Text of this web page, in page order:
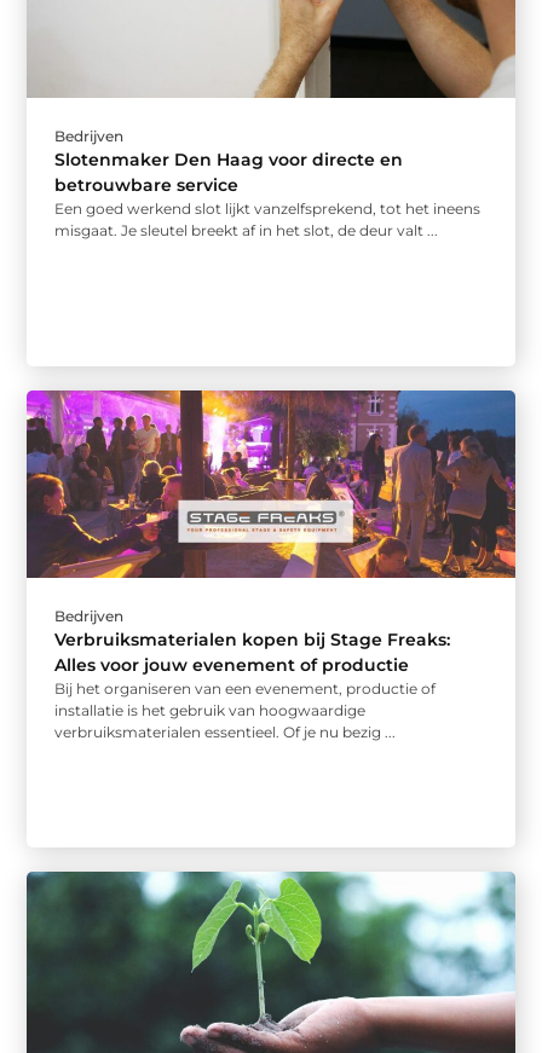
Bedrijven
Slotenmaker Den Haag voor directe en
betrouwbare service
Een goed werkend slot lijkt vanzelfsprekend, tot het ineens
misgaat. Je sleutel breekt af in het slot, de deur valt ...
Bedrijven
Verbruiksmaterialen kopen bij Stage Freaks:
Alles voor jouw evenement of productie
Bij het organiseren van een evenement, productie of
installatie is het gebruik van hoogwaardige
verbruiksmaterialen essentieel. Of je nu bezig ...